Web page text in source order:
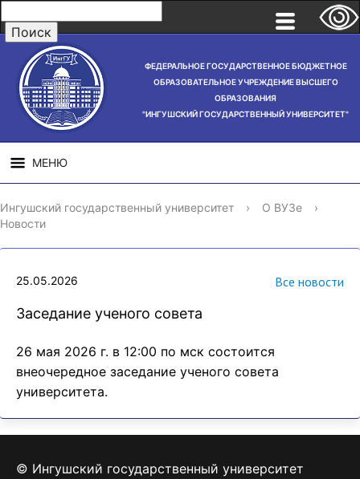
ФЕДЕРАЛЬНОЕ ГОСУДАРСТВЕННОЕ БЮДЖЕТНОЕ
ОБРАЗОВАТЕЛЬНОЕ УЧРЕЖДЕНИЕ ВЫСШЕГО
ОБРАЗОВАНИЯ
"ИНГУШСКИЙ ГОСУДАРСТВЕННЫЙ УНИВЕРСИТЕТ"
МЕНЮ
СВЕДЕНИЯ ОБ
ОБРАЗОВАТЕЛЬНОЙ
НАУЧНАЯ
ДЕЯТЕЛЬНОСТЬ
Ингушский государственный университет › О ВУЗе
›
Новости
25.05.2026 Все новости
Заседание ученого совета
26 мая 2026 г. в 12:00 по мск состоится
внеочередное заседание ученого совета
университета.
© Ингушский государственный университет